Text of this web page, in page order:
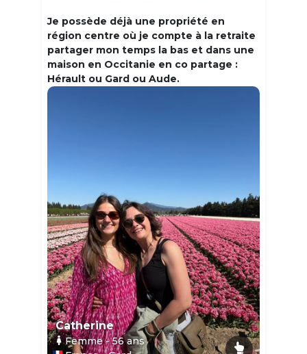
Je possède déjà une propriété en
région centre où je compte à la retraite
partager mon temps la bas et dans une
maison en Occitanie en co partage :
Hérault ou Gard ou Aude.
Catherine
Femme- 56ans